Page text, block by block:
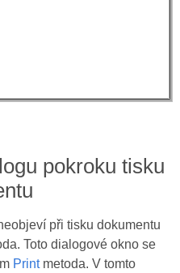
pokroku tisku
při tisku dokumentu
Toto dialogové okno se
Printmetoda. V tomto